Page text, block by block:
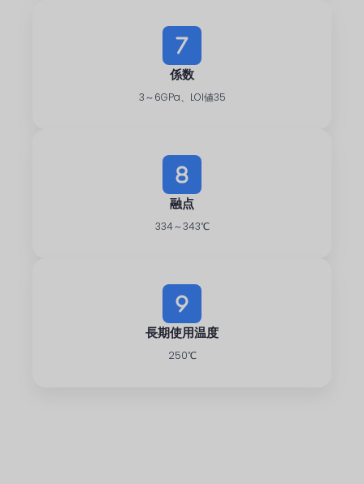
係数
3～6GPa、LOI値35
融点
334～343℃
長期使用温度
250℃